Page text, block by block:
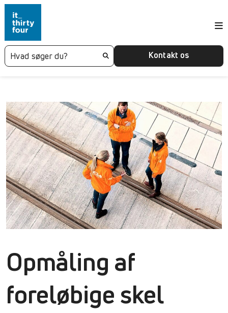
Kontakt os
Opmåling af
foreløbige skel